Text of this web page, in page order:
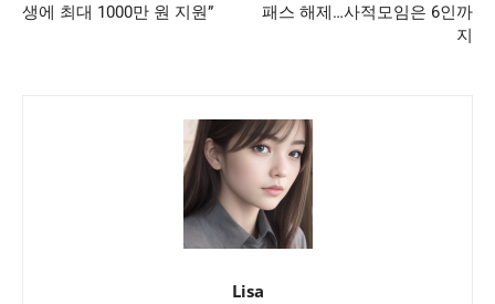
생에 최대 1000만 원 지원”
패스 해제…사적모임은 6인까
지
Lisa